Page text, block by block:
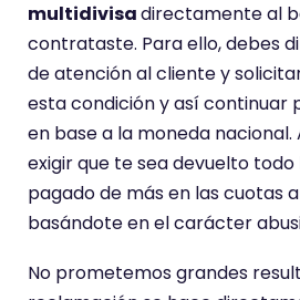
multidivisadirectamente al
contrataste. Para ello, debes
de atención al cliente y
esta condición y así continuar
en base a la moneda nacional.
exigir que te sea devuelto todo
pagado de más en las cuotas
basándote en el carácter
No prometemos grandes